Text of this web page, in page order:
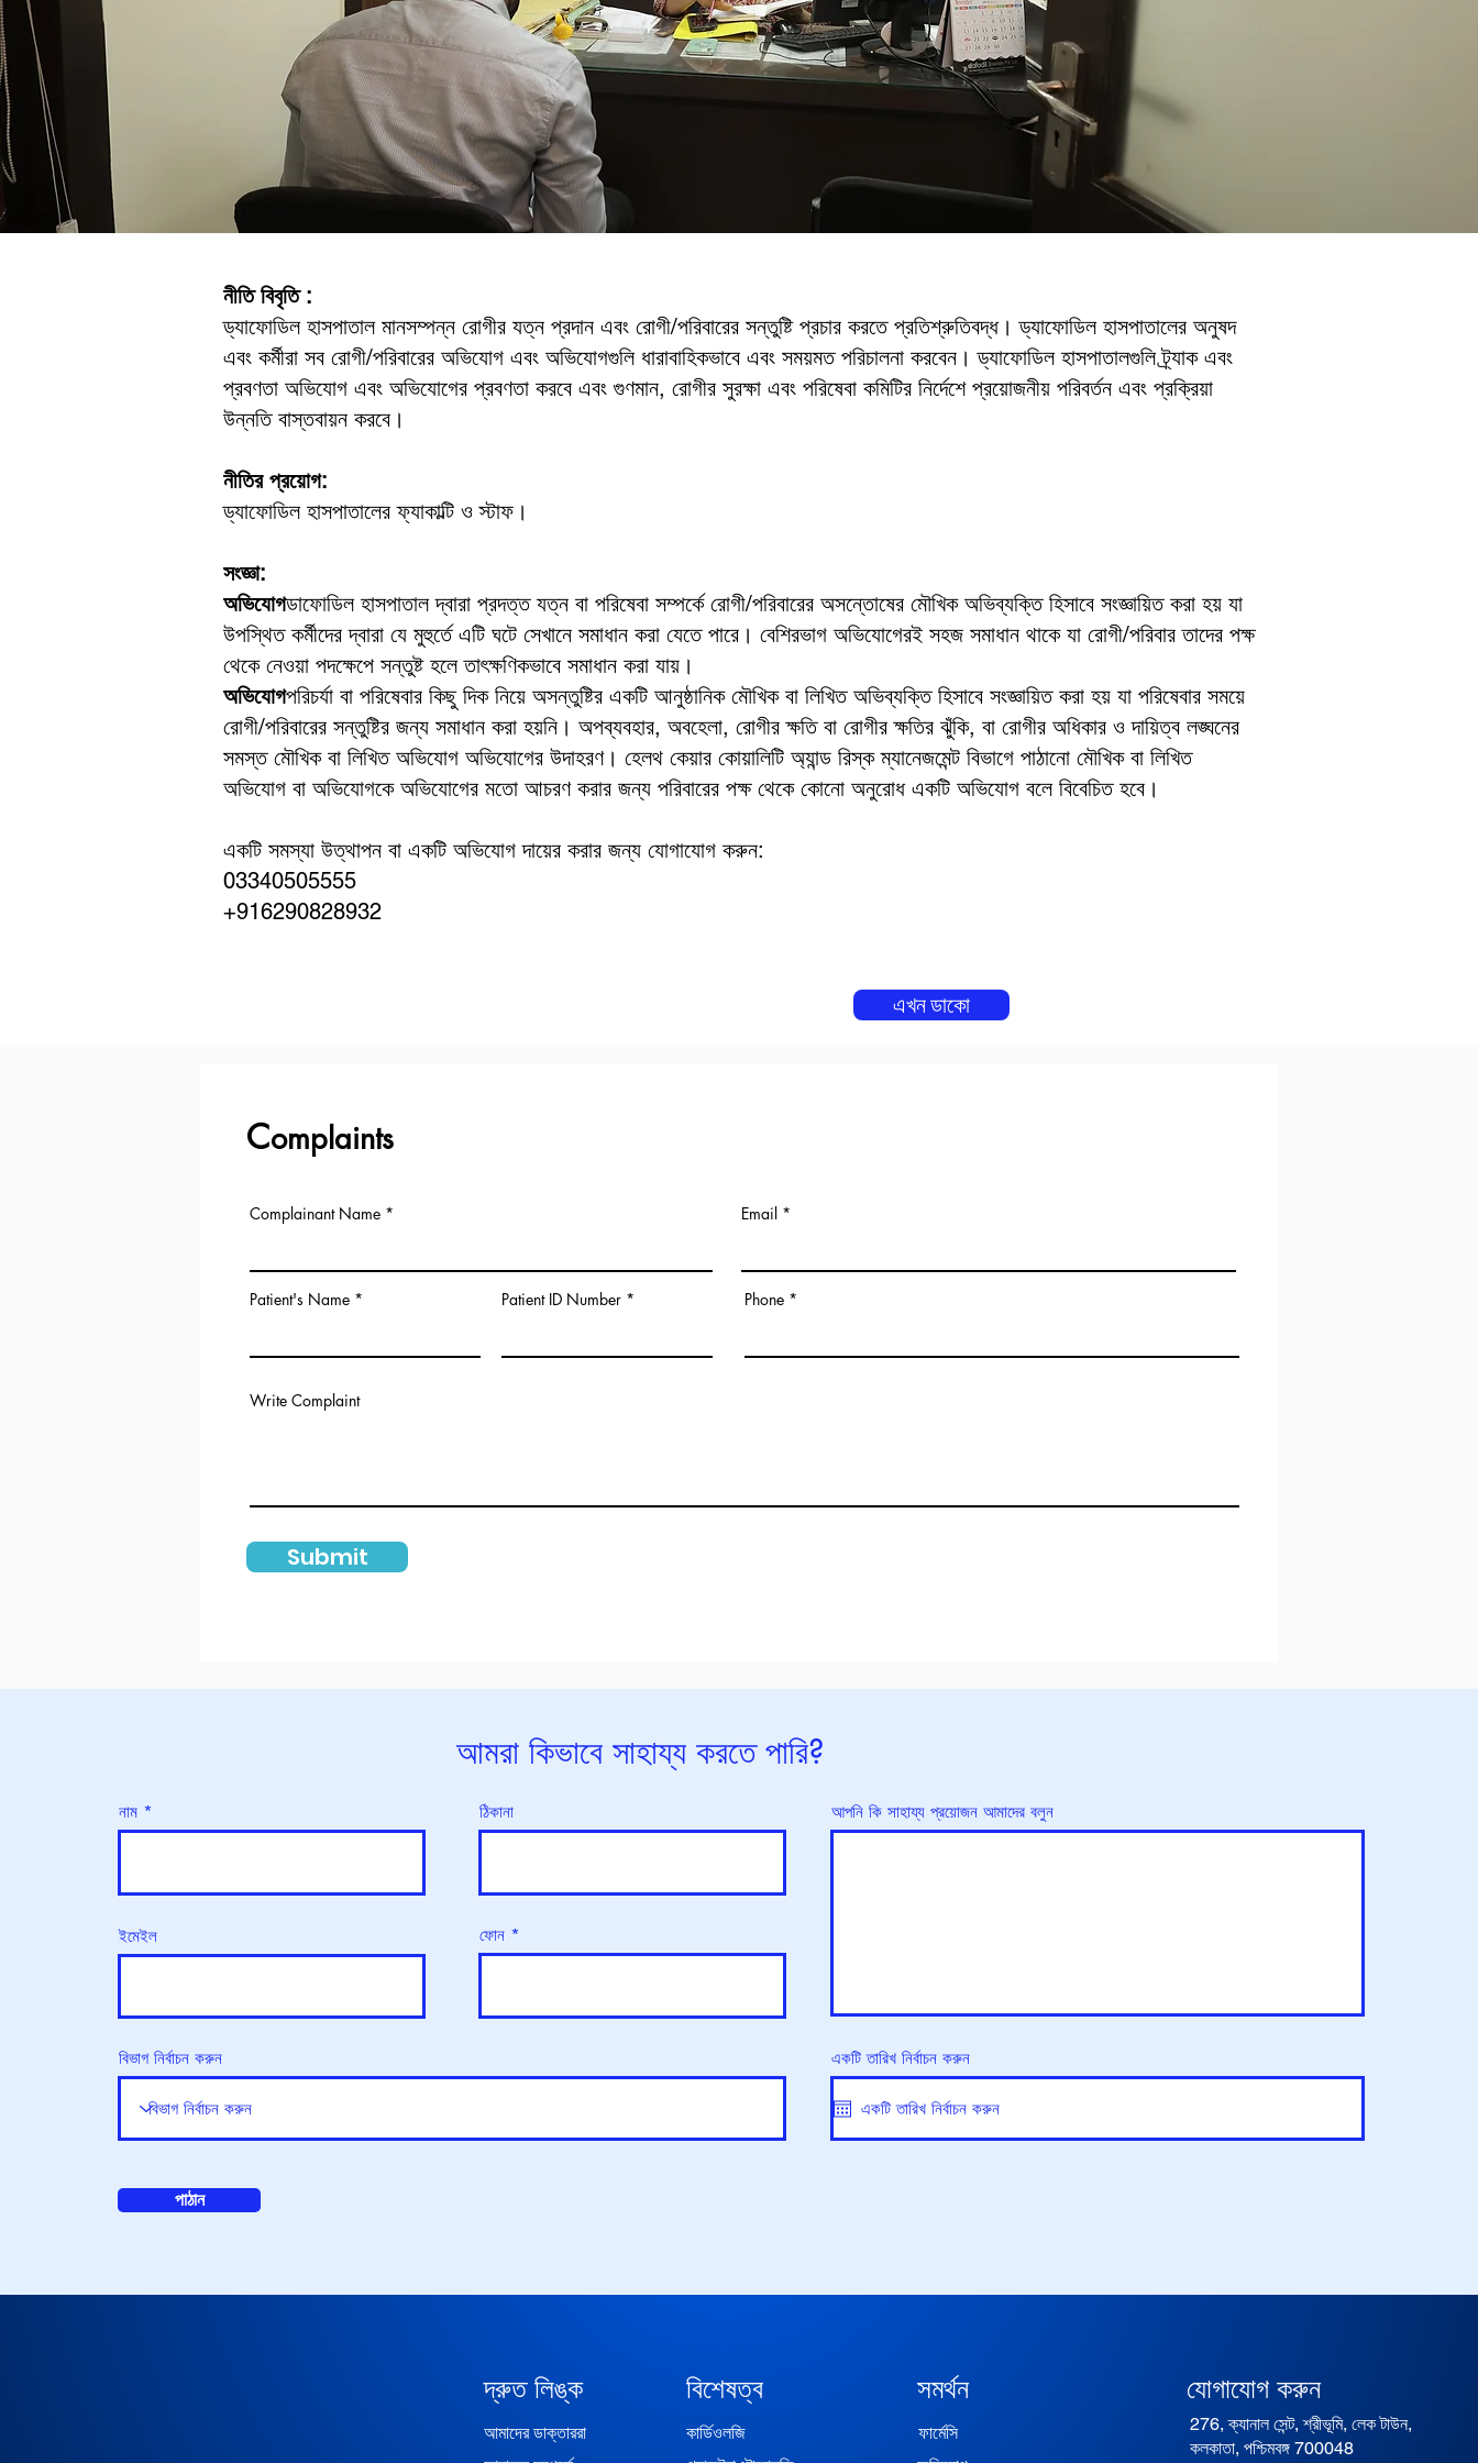
নীতি বিবৃতি :
ড্যাফোডিল হাসপাতাল মানসম্পন্ন রোগীর যত্ন প্রদান এবং রোগী/পরিবারের সন্তুষ্টি প্রচার করতে প্রতিশ্রুতিবদ্ধ। ড্যাফোডিল হাসপাতালের অনুষদ
এবং কর্মীরা সব রোগী/পরিবারের অভিযোগ এবং অভিযোগগুলি ধারাবাহিকভাবে এবং সময়মত পরিচালনা করবেন। ড্যাফোডিল হাসপাতালগুলি ট্র্যাক এবং
প্রবণতা অভিযোগ এবং অভিযোগের প্রবণতা করবে এবং গুণমান, রোগীর সুরক্ষা এবং পরিষেবা কমিটির নির্দেশে প্রয়োজনীয় পরিবর্তন এবং প্রক্রিয়া
উন্নতি বাস্তবায়ন করবে।
নীতির প্রয়োগ:
ড্যাফোডিল হাসপাতালের ফ্যাকাল্টি ও স্টাফ।
সংজ্ঞা:
অভিযোগডাফোডিল হাসপাতাল দ্বারা প্রদত্ত যত্ন বা পরিষেবা সম্পর্কে রোগী/পরিবারের অসন্তোষের মৌখিক অভিব্যক্তি হিসাবে সংজ্ঞায়িত করা হয় যা
উপস্থিত কর্মীদের দ্বারা যে মুহুর্তে এটি ঘটে সেখানে সমাধান করা যেতে পারে। বেশিরভাগ অভিযোগেরই সহজ সমাধান থাকে যা রোগী/পরিবার তাদের পক্ষ
থেকে নেওয়া পদক্ষেপে সন্তুষ্ট হলে তাৎক্ষণিকভাবে সমাধান করা যায়।
অভিযোগপরিচর্যা বা পরিষেবার কিছু দিক নিয়ে অসন্তুষ্টির একটি আনুষ্ঠানিক মৌখিক বা লিখিত অভিব্যক্তি হিসাবে সংজ্ঞায়িত করা হয় যা পরিষেবার সময়ে
রোগী/পরিবারের সন্তুষ্টির জন্য সমাধান করা হয়নি। অপব্যবহার, অবহেলা, রোগীর ক্ষতি বা রোগীর ক্ষতির ঝুঁকি, বা রোগীর অধিকার ও দায়িত্ব লঙ্ঘনের
সমস্ত মৌখিক বা লিখিত অভিযোগ অভিযোগের উদাহরণ। হেলথ কেয়ার কোয়ালিটি অ্যান্ড রিস্ক ম্যানেজমেন্ট বিভাগে পাঠানো মৌখিক বা লিখিত
অভিযোগ বা অভিযোগকে অভিযোগের মতো আচরণ করার জন্য পরিবারের পক্ষ থেকে কোনো অনুরোধ একটি অভিযোগ বলে বিবেচিত হবে।
একটি সমস্যা উত্থাপন বা একটি অভিযোগ দায়ের করার জন্য যোগাযোগ করুন:
03340505555
+916290828932
এখন ডাকো
Complaints
Complainant Name
Patient's Name Patient ID Number
Email
Phone
Write Complaint
Submit
আমরা কিভাবে সাহায্য করতে পারি?
নাম
ইমেইল
ঠিকানা
ফোন
বিভাগ নির্বাচন করুন
আপনি কি সাহায্য প্রয়োজন আমাদের বলুন
একটি তারিখ নির্বাচন করুন
পাঠান
সমর্থন
আমাদের ডাক্তাররা
ফার্মেসি
276, ক্যানাল সেন্ট, শ্রীভূমি, লেক টাউন,
কলকাতা, পশ্চিমবঙ্গ 700048
দ্রুত লিঙ্ক বিশেষত্ব
কার্ডিওলজি
যোগাযোগ করুন